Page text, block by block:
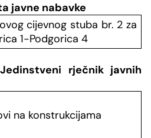
javne nabavke
cijevnog stuba br. 2 za
1-Podgorica 4
rječnik javnih
na konstrukcijama